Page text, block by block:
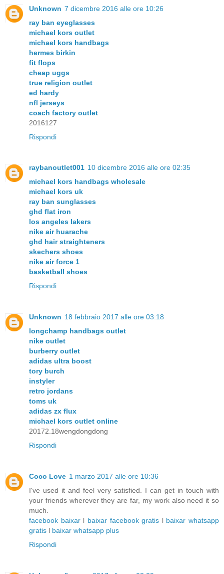
Unknown 7 dicembre 2016 alle ore 10:26
ray ban eyeglasses
michael kors outlet
michael kors handbags
hermes birkin
fit flops
cheap uggs
true religion outlet
ed hardy
nfl jerseys
coach factory outlet
2016127
Rispondi
raybanoutlet001 10 dicembre 2016 alle ore 02:35
michael kors handbags wholesale
michael kors uk
ray ban sunglasses
ghd flat iron
los angeles lakers
nike air huarache
ghd hair straighteners
skechers shoes
nike air force 1
basketball shoes
Rispondi
Unknown 18 febbraio 2017 alle ore 03:18
longchamp handbags outlet
nike outlet
burberry outlet
adidas ultra boost
tory burch
instyler
retro jordans
toms uk
adidas zx flux
michael kors outlet online
20172.18wengdongdong
Rispondi
Coco Love 1 marzo 2017 alle ore 10:36
I've used it and feel very satisfied. I can get in touch with
your friends wherever they are far, my work also need it so
much.
facebook baixarl baixar facebook gratis l baixar whatsapp
gratis l baixar whatsapp plus
Rispondi